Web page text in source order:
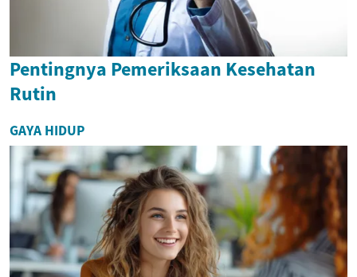
Pentingnya Pemeriksaan Kesehatan
Rutin
GAYA HIDUP